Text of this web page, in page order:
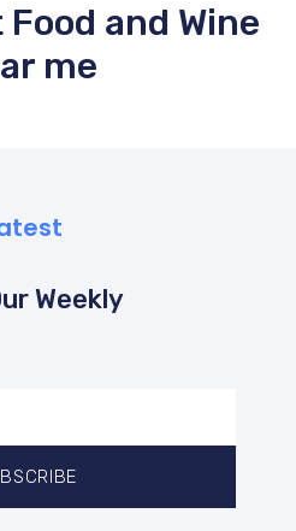
and Wine
me
Weekly